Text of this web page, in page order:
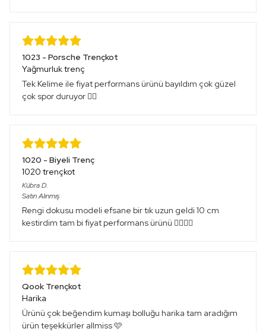
1023 - Porsche Trençkot
Yağmurluk trenç
Tek Kelime ile fiyat performans ürünü bayıldım çok güzel
çok spor duruyor 👍🏻
1020 - Biyeli Trenç
1020 trençkot
KübraD.
Satın Alınmış
Rengi dokusu modeli efsane bir tık uzun geldi 10 cm
kestirdim tam bi fiyat performans ürünü 👌🏻👌🏻
Qook Trençkot
Harika
Ürünü çok beğendim kumaşı bolluğu harika tam aradığım
ürün teşekkürler allmiss 🩷